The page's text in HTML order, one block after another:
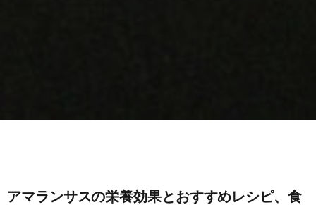
アマランサスの栄養効果とおすすめレシピ、食